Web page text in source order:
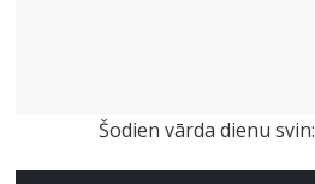
Šodien vārda dienu svin: